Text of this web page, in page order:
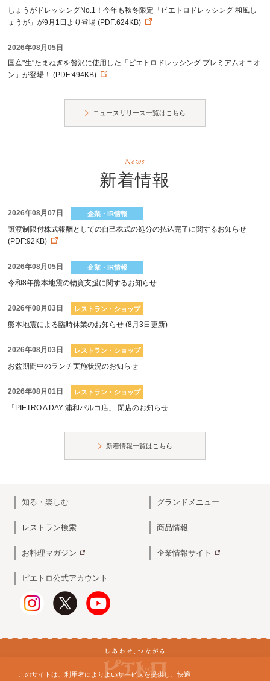
しょうがドレッシングNo.1！今年も秋冬限定「ピエトロドレッシング 和風し
ょうが」が9月1日より登場 (PDF:624KB)
2026年08月05日
国産"生"たまねぎを贅沢に使用した「ピエトロドレッシング プレミアムオニオ
ン」が登場！ (PDF:494KB)
ニュースリリース一覧はこちら
News
新着情報
2026年08月07日 企業・IR情報
譲渡制限付株式報酬としての自己株式の処分の払込完了に関するお知らせ
(PDF:92KB)
2026年08月05日 企業・IR情報
令和8年熊本地震の物資支援に関するお知らせ
2026年08月03日 レストラン・ショップ
熊本地震による臨時休業のお知らせ (8月3日更新)
2026年08月03日 レストラン・ショップ
お盆期間中のランチ実施状況のお知らせ
2026年08月01日 レストラン・ショップ
「PIETRO A DAY 浦和パルコ店」 閉店のお知らせ
新着情報一覧はこちら
知る・楽しむ グランドメニュー
レストラン検索 商品情報
お料理マガジン 企業情報サイト
ピエトロ公式アカウント
このサイトは、利用者によりよいサービスを提供し、快適